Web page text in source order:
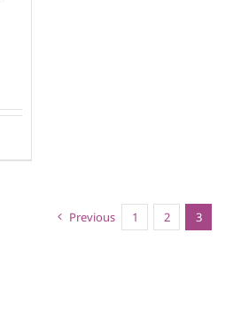
Previous 1 2 3